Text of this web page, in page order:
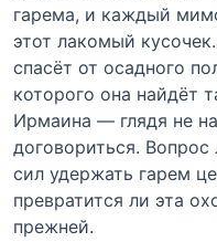
гарема, и каждый
этот лакомый
спасёт от осадного
которого она найдёт
Ирмаина — глядя не
договориться.
сил удержать гарем
превратится ли эта
прежней.